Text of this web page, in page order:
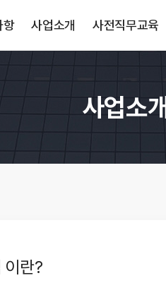
항 사업소개 사전직무교육
사업소개
이란?